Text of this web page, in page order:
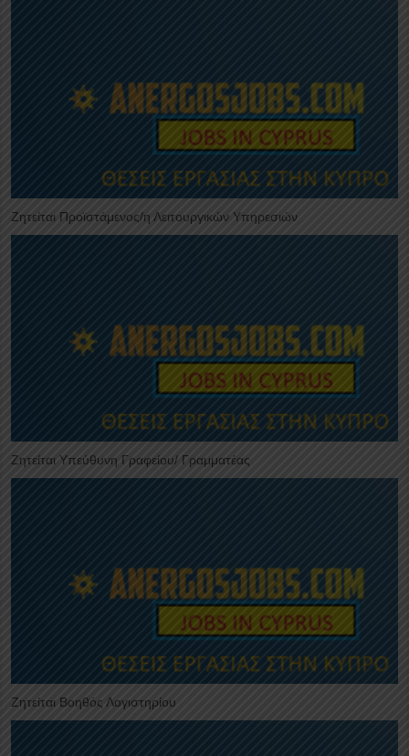
Ζητείται Προϊστάμενος/η Λειτουργικών Υπηρεσιών
Ζητείται Υπεύθυνη Γραφείου/ Γραμματέας
Ζητείται Βοηθός Λογιστηρίου